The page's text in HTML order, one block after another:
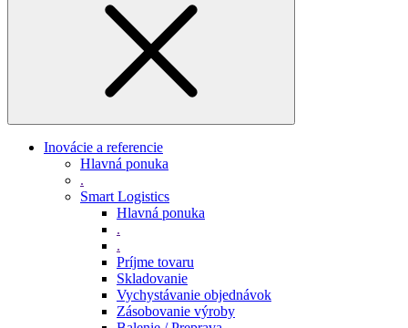
Inovácie a referencie
Hlavná ponuka
.
Smart Logistics
Hlavná ponuka
.
.
Príjme tovaru
Skladovanie
Vychystávanie objednávok
Zásobovanie výroby